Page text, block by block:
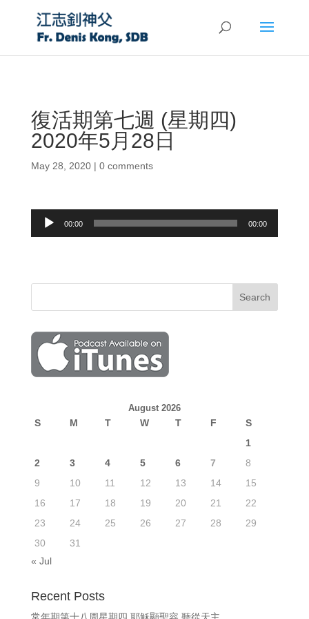
復活期第七週 (星期四)
2020年5月28日
May 28, 2020| 0 comments
Audio
00:00 00:00
August 2026
S M T W T F
S
1
2
3 4 5 6 7
8
9
10 11 12 13 14
15
16
17 18 19 20 21
22
23
24 25 26 27 28
29
30
31
« Jul
Recent Posts